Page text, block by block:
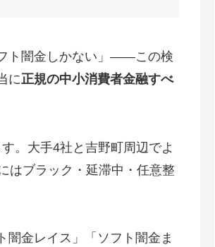
ト闇金しかない」——この検
に正規の中小消費者金融すべ
。大手4社と吉野町周辺でよ
はブラック・延滞中・任意整
闇金レイス」「ソフト闇金ま